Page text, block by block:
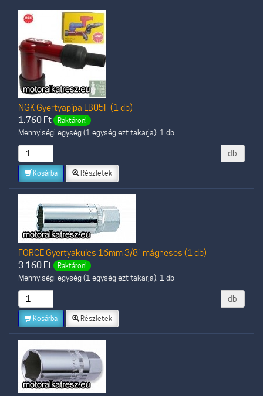
NGK Gyertyapipa LB05F (1 db)
1.760 Ft Raktáron!
Mennyiségi egység (1 egység ezt takarja): 1 db
db
Kosárba Részletek
FORCE Gyertyakulcs 16mm 3/8" mágneses (1 db)
3.160 Ft Raktáron!
Mennyiségi egység (1 egység ezt takarja): 1 db
db
Kosárba Részletek